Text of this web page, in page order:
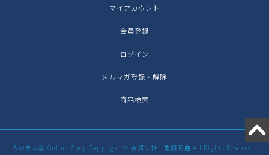
マイアカウント
会員登録
ログイン
メルマガ登録・解除
商品検索
みゆき本舗 Online Shop Copyright © 合資会社 亀岡商店 All Rights Reserve